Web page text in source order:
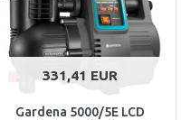
331,41 EUR
Gardena 5000/5E LCD